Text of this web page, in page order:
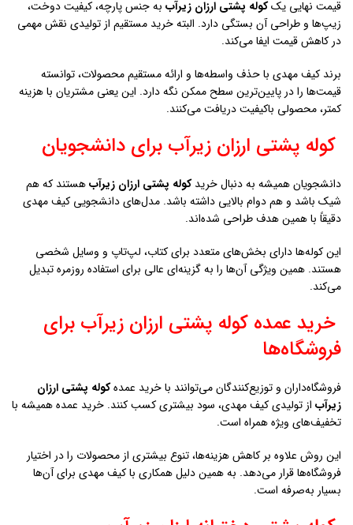
خرید عمده کوله پشتی ارزان زيرآب برای
فروشگاه‌ها
فروشگاه‌داران و توزیع‌کنندگان می‌توانند با خرید عمدهکوله پشتی ارزان
زيرآباز تولیدی کیف مهدی، سود بیشتری کسب کنند. خرید عمده همیشه با
تخفیف‌های ویژه همراه است.
این روش علاوه بر کاهش هزینه‌ها، تنوع بیشتری از محصولات را در اختیار
فروشگاه‌ها قرار می‌دهد. به همین دلیل همکاری با کیف مهدی برای آن‌ها
بسیار به‌صرفه است.
کوله پشتی دخترانه ارزان زيرآب
مدل‌های دخترانهکوله پشتی ارزان زيرآببا رنگ‌ها و طرح‌های خاص
طراحی می‌شوند تا جذابیت بیشتری برای جوانان داشته باشند.
است. همین موضوع باعث شده کوله‌های دخترانه، طرفداران زیادی داشته
باشند.
کیفیت در کوله پشتی ارزان زيرآب
بسیاری تصور می‌کنند قیمت پایین به معنی کیفیت پایین است؛ اما در مورد
کوله پشتی ارزان زيرآباینطور نیست. تولیدی کیف مهدی با استفاده از
پارچه مرغوب و دوخت استاندارد، کیفیت را تضمین کرده است.
این ویژگی باعث شده حتی مدل‌های اقتصادی هم طول عمر بالایی داشته
باشند و مشتریان با خیال راحت خرید کنند.